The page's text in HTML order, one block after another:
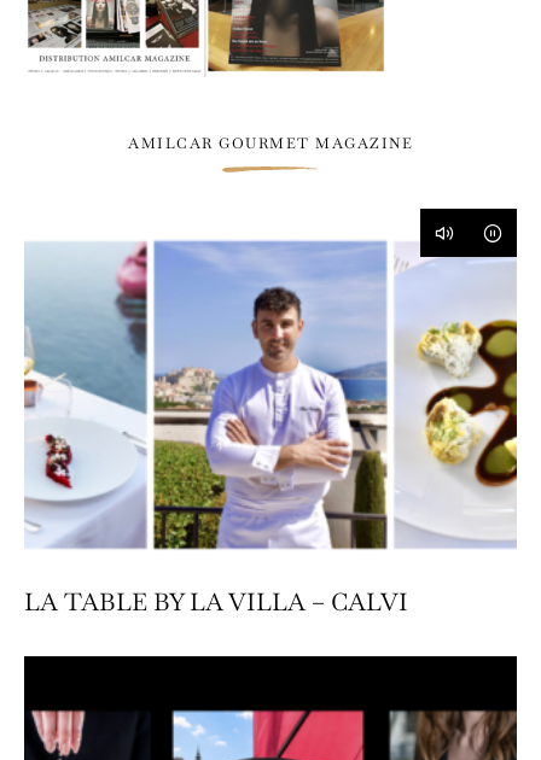
AMILCAR GOURMET MAGAZINE
LA TABLE BY LA VILLA – CALVI